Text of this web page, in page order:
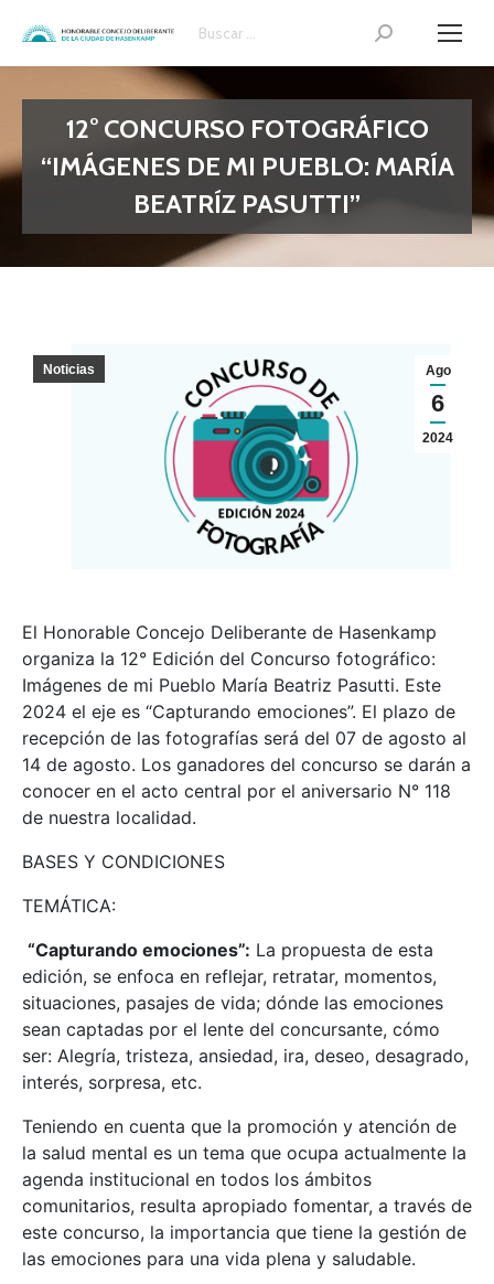
Search:
12° CONCURSO FOTOGRÁFICO
“IMÁGENES DE MI PUEBLO: MARÍA
BEATRÍZ PASUTTI”
Ago
6
2024
Noticias
El Honorable Concejo Deliberante de Hasenkamp
organiza la 12° Edición del Concurso fotográfico:
Imágenes de mi Pueblo María Beatriz Pasutti. Este
2024 el eje es “Capturando emociones”. El plazo de
recepción de las fotografías será del 07 de agosto al
14 de agosto. Los ganadores del concurso se darán a
conocer en el acto central por el aniversario N° 118
de nuestra localidad.
BASES Y CONDICIONES
TEMÁTICA:
“Capturando emociones”: La propuesta de esta
edición, se enfoca en reflejar, retratar, momentos,
situaciones, pasajes de vida; dónde las emociones
sean captadas por el lente del concursante, cómo
ser: Alegría, tristeza, ansiedad, ira, deseo, desagrado,
interés, sorpresa, etc.
Teniendo en cuenta que la promoción y atención de
la salud mental es un tema que ocupa actualmente la
agenda institucional en todos los ámbitos
comunitarios, resulta apropiado fomentar, a través de
este concurso, la importancia que tiene la gestión de
las emociones para una vida plena y saludable.